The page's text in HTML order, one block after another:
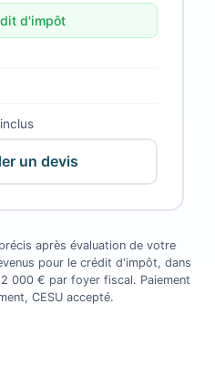
d'impôt
un devis
après évaluation de votre
pour le crédit d'impôt, dans
000 € par foyer fiscal. Paiement
CESU accepté.